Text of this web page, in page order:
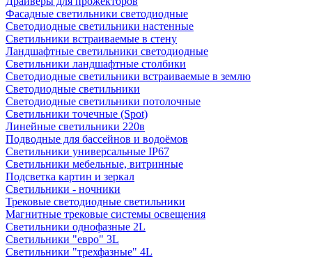
Фасадные светильники светодиодные
Светодиодные светильники настенные
Светильники встраиваемые в стену
Ландшафтные светильники светодиодные
Светильники ландшафтные столбики
Светодиодные светильники встраиваемые в землю
Светодиодные светильники
Светодиодные светильники потолочные
Светильники точечные (Spot)
Линейные светильники 220в
Подводные для бассейнов и водоёмов
Светильники универсальные IP67
Светильники мебельные, витринные
Подсветка картин и зеркал
Светильники - ночники
Трековые светодиодные светильники
Магнитные трековые системы освещения
Светильники однофазные 2L
Светильники "евро" 3L
Светильники "трехфазные" 4L